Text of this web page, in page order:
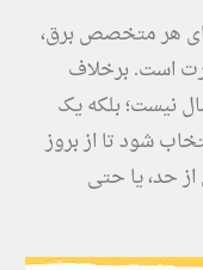
هر متخصص برق،
است. برخلاف
نیست؛ بلکه یک
شود تا از بروز
حد، یا حتی